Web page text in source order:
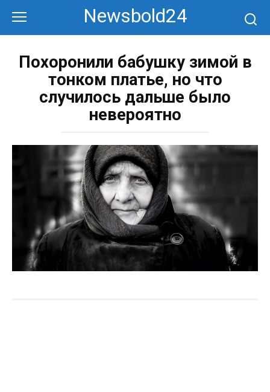
контенту
Newsbold24
Похоронили бабушку зимой в
тонком платье, но что
случилось дальше было
невероятно